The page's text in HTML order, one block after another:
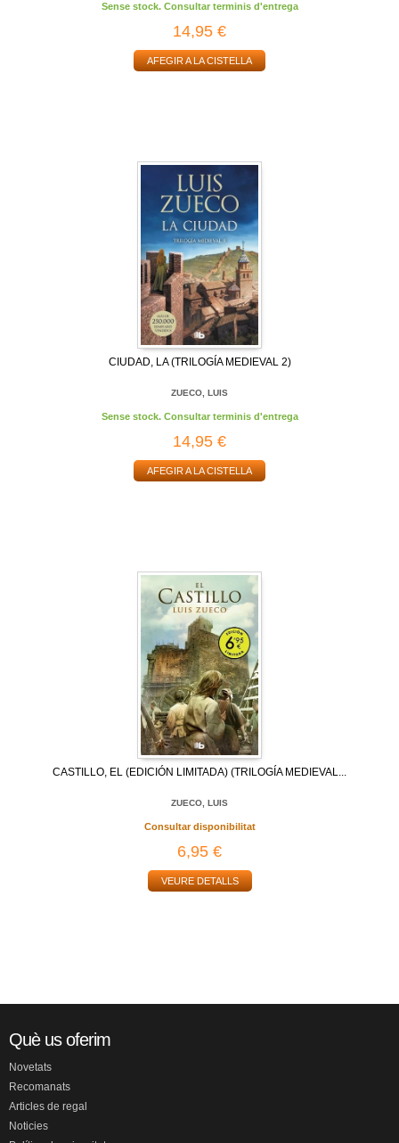
Sense stock. Consultar terminis d'entrega
14,95 €
AFEGIR A LA CISTELLA
CIUDAD, LA (TRILOGÍA MEDIEVAL 2)
ZUECO, LUIS
Sense stock. Consultar terminis d'entrega
14,95 €
AFEGIR A LA CISTELLA
CASTILLO, EL (EDICIÓN LIMITADA) (TRILOGÍA MEDIEVAL...
ZUECO, LUIS
Consultar disponibilitat
6,95 €
VEURE DETALLS
Què us oferim
Novetats
Recomanats
Articles de regal
Noticies